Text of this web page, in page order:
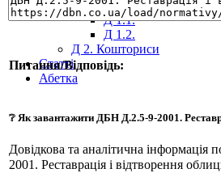
Д 1. Нормування+
Д 1.1.
Д 1.2.
Д 2. Кошториси
Статті
Абетка
Питання/Відповідь:
❔ Як завантажити ДБН Д.2.5-9-2001.
Довідкова та аналітична
2001. Реставрація і відтворення